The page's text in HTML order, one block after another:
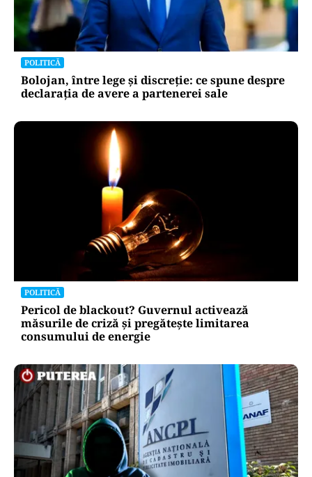
POLITICĂ
Bolojan, între lege și discreție: ce spune despre
declarația de avere a partenerei sale
POLITICĂ
Pericol de blackout? Guvernul activează
măsurile de criză și pregătește limitarea
consumului de energie